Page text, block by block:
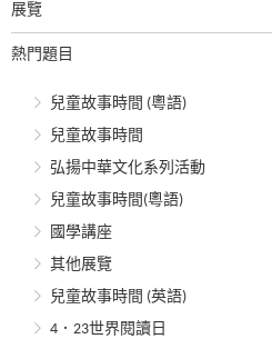
展覽
熱門題目
兒童故事時間 (粵語)
兒童故事時間
弘揚中華文化系列活動
兒童故事時間(粵語)
國學講座
其他展覽
兒童故事時間 (英語)
4．23世界閱讀日